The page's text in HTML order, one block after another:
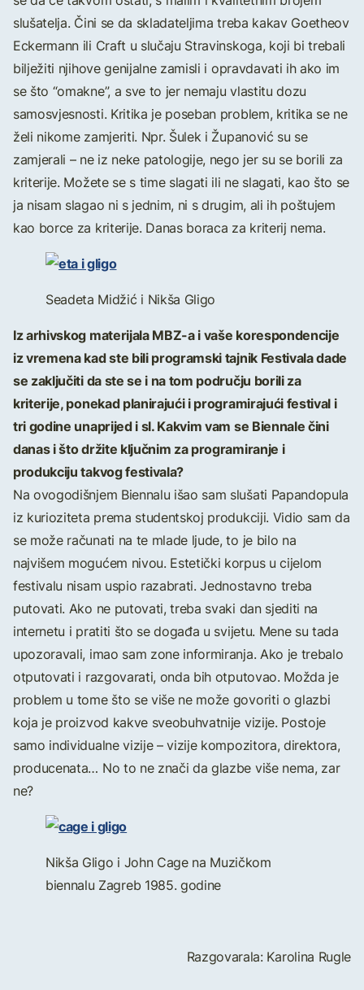
slušatelja. Čini se da skladateljima treba kakav Goetheov
Eckermann ili Craft u slučaju Stravinskoga, koji bi trebali
bilježiti njihove genijalne zamisli i opravdavati ih ako im
se što “omakne”, a sve to jer nemaju vlastitu dozu
samosvjesnosti. Kritika je poseban problem, kritika se ne
želi nikome zamjeriti. Npr. Šulek i Županović su se
zamjerali – ne iz neke patologije, nego jer su se borili za
kriterije. Možete se s time slagati ili ne slagati, kao što se
ja nisam slagao ni s jednim, ni s drugim, ali ih poštujem
kao borce za kriterije. Danas boraca za kriterij nema.
Seadeta Midžić i Nikša Gligo
Iz arhivskog materijala MBZ-a i vaše korespondencije
iz vremena kad ste bili programski tajnik Festivala dade
se zaključiti da ste se i na tom području borili za
kriterije, ponekad planirajući i programirajući festival i
tri godine unaprijed i sl. Kakvim vam se Biennale čini
danas i što držite ključnim za programiranje i
produkciju takvog festivala?
Na ovogodišnjem Biennalu išao sam slušati Papandopula
iz kurioziteta prema studentskoj produkciji. Vidio sam da
se može računati na te mlade ljude, to je bilo na
najvišem mogućem nivou. Estetički korpus u cijelom
festivalu nisam uspio razabrati.Jednostavno treba
putovati. Ako ne putovati, treba svaki dan sjediti na
internetu i pratiti što se događa u svijetu. Mene su tada
upozoravali, imao sam zone informiranja. Ako je trebalo
otputovati i razgovarati, onda bih otputovao. Možda je
problem u tome što se više ne može govoriti o glazbi
koja je proizvod kakve sveobuhvatnije vizije. Postoje
samo individualne vizije – vizije kompozitora, direktora,
producenata… No to ne znači da glazbe više nema, zar
ne?
Nikša Gligo i John Cage na Muzičkom
biennalu Zagreb 1985. godine
Razgovarala: Karolina Rugle